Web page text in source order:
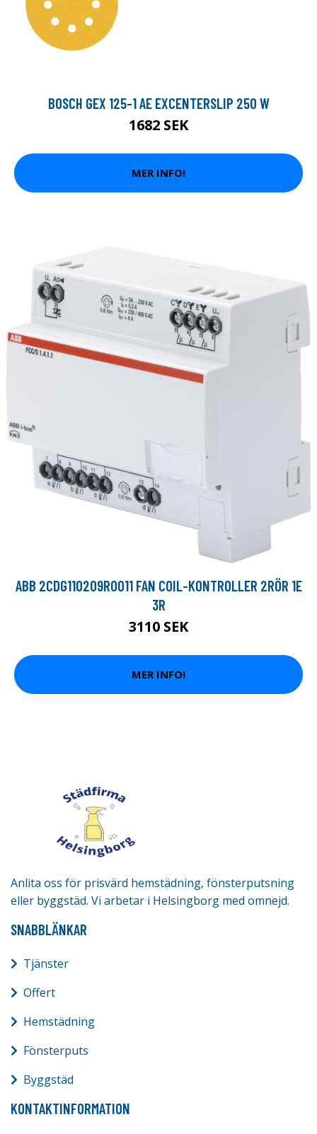
BOSCH GEX 125-1 AE EXCENTERSLIP 250 W
1682 SEK
MER INFO!
ABB 2CDG110209R0011 FAN COIL-KONTROLLER 2RÖR 1E
3R
3110 SEK
MER INFO!
Anlita oss för prisvärd hemstädning, fönsterputsning
eller byggstäd. Vi arbetar i Helsingborg med omnejd.
SNABBLÄNKAR
Tjänster
Offert
Hemstädning
Fönsterputs
Byggstäd
KONTAKTINFORMATION